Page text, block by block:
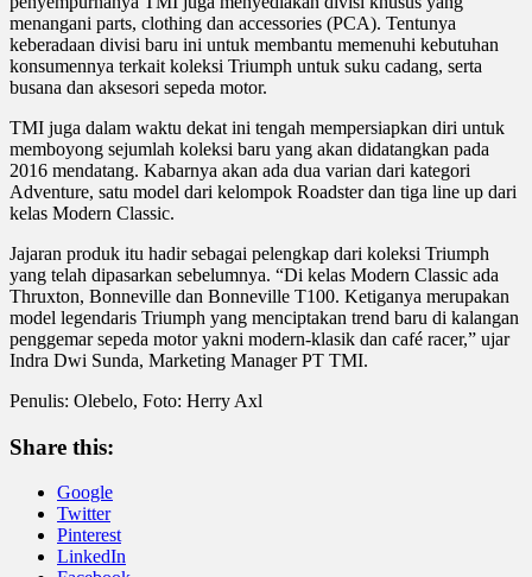
menangani parts, clothing dan accessories (PCA). Tentunya
keberadaan divisi baru ini untuk membantu memenuhi kebutuhan
konsumennya terkait koleksi Triumph untuk suku cadang, serta
busana dan aksesori sepeda motor.
TMI juga dalam waktu dekat ini tengah mempersiapkan diri untuk
memboyong sejumlah koleksi baru yang akan didatangkan pada
2016 mendatang. Kabarnya akan ada dua varian dari kategori
Adventure, satu model dari kelompok Roadster dan tiga line up dari
kelas Modern Classic.
Jajaran produk itu hadir sebagai pelengkap dari koleksi Triumph
yang telah dipasarkan sebelumnya. “Di kelas Modern Classic ada
Thruxton, Bonneville dan Bonneville T100. Ketiganya merupakan
model legendaris Triumph yang menciptakan trend baru di kalangan
penggemar sepeda motor yakni modern-klasik dan café racer,” ujar
Indra Dwi Sunda, Marketing Manager PT TMI.
Penulis: Olebelo, Foto: Herry Axl
Share this:
Google
Twitter
Pinterest
LinkedIn